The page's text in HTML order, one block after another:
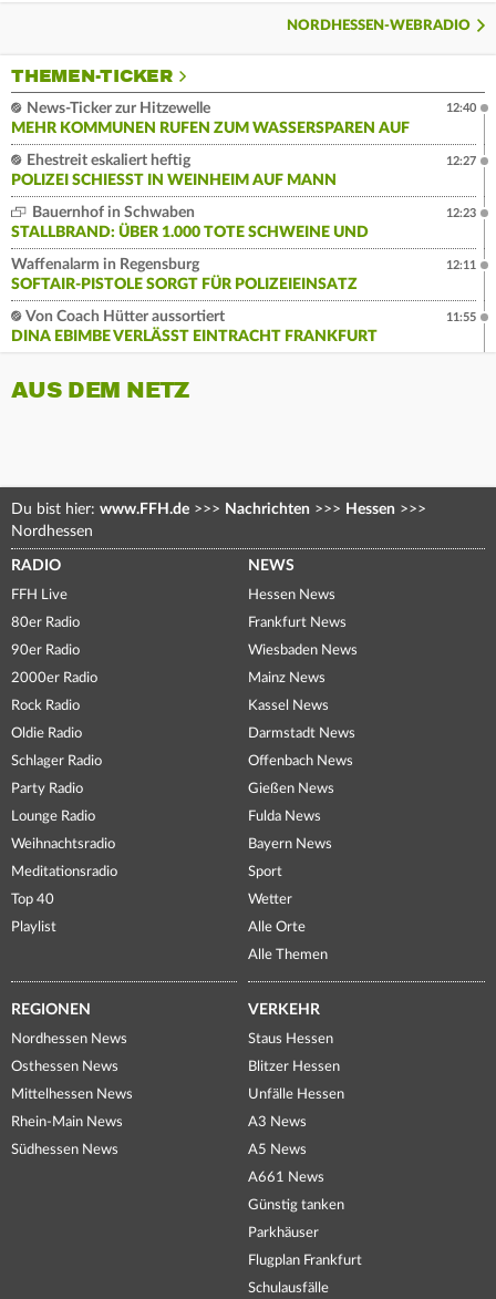
NORDHESSEN-WEBRADIO
THEMEN-TICKER
News-Ticker zur Hitzewelle
MEHR KOMMUNEN RUFEN ZUM WASSERSPAREN AUF
12:40
Ehestreit eskaliert heftig
POLIZEI SCHIESST IN WEINHEIM AUF MANN
12:27
Bauernhof in Schwaben
STALLBRAND: ÜBER 1.000 TOTE SCHWEINE UND
12:23
Waffenalarm in Regensburg
SOFTAIR-PISTOLE SORGT FÜR POLIZEIEINSATZ
12:11
Von Coach Hütter aussortiert
DINA EBIMBE VERLÄSST EINTRACHT FRANKFURT
11:55
AUS DEM NETZ
Du bist hier: www.FFH.de >>> Nachrichten >>> Hessen >>>
Nordhessen
RADIO
FFH Live
80er Radio
90er Radio
2000er Radio
Rock Radio
Oldie Radio
Schlager Radio
Party Radio
Lounge Radio
Weihnachtsradio
Meditationsradio
Top 40
Playlist
NEWS
Hessen News
Frankfurt News
Wiesbaden News
Mainz News
Kassel News
Darmstadt News
Offenbach News
Gießen News
Fulda News
Bayern News
Sport
Wetter
Alle Orte
Alle Themen
REGIONEN
Nordhessen News
Osthessen News
Mittelhessen News
Rhein-Main News
Südhessen News
VERKEHR
Staus Hessen
Blitzer Hessen
Unfälle Hessen
A3 News
A5 News
A661 News
Günstig tanken
Parkhäuser
Flugplan Frankfurt
Schulausfälle